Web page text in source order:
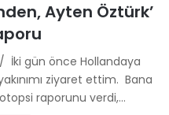
Ayten Öztürk’
İki gün önce Hollandaya
ziyaret ettim. Bana
raporunu verdi,…